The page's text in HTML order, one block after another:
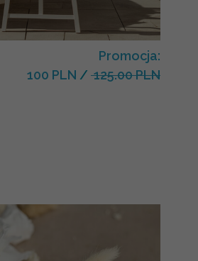
Promocja:
100 PLN / 125.00 PLN